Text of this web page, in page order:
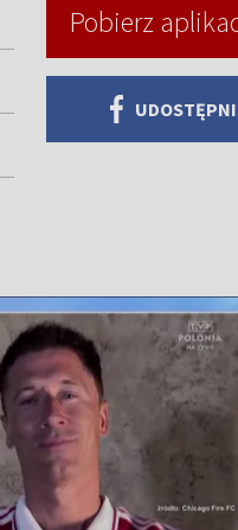
Pobierz